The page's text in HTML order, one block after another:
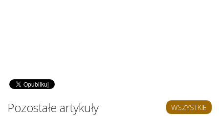
Pozostałe artykuły WSZYSTKIE